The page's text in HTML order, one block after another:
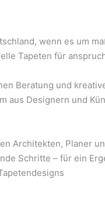
wenn es um
Tapeten für
Beratung und
aus Designern und
Architekten, Planer
Schritte – für ein